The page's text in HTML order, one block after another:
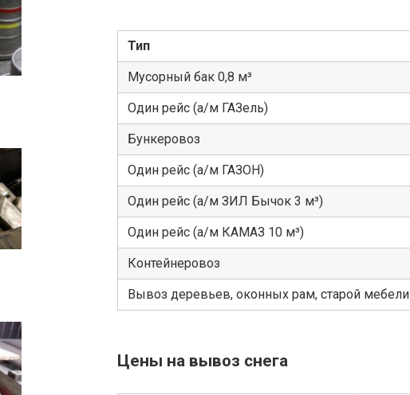
Тип
Мусорный бак 0,8 м³
Один рейс (а/м ГАЗель)
Бункеровоз
Один рейс (а/м ГАЗОН)
Один рейс (а/м ЗИЛ Бычок 3 м³)
Один рейс (а/м КАМАЗ 10 м³)
Контейнеровоз
Вывоз деревьев, оконных рам, старой мебели
Цены на вывоз снега